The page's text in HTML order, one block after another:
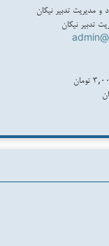
و مدیریت تدبیر نیکان
تدبیر نیکان